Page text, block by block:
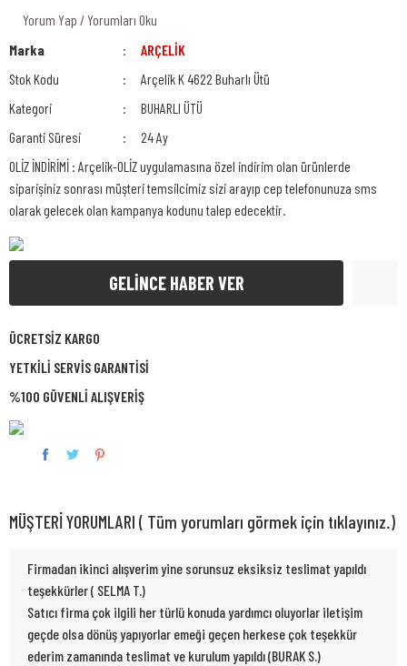
Yorum Yap / Yorumları Oku
Marka
ARÇELİK
Stok Kodu
Arçelik K 4622 Buharlı Ütü
Kategori
BUHARLI ÜTÜ
Garanti Süresi
24 Ay
OLİZ İNDİRİMİ : Arçelik-OLİZ uygulamasına özel indirim olan ürünlerde
siparişiniz sonrası müşteri temsilcimiz sizi arayıp cep telefonunuza sms
olarak gelecek olan kampanya kodunu talep edecektir.
GELİNCE HABER VER
ÜCRETSİZ KARGO
YETKİLİ SERVİS GARANTİSİ
%100 GÜVENLİ ALIŞVERİŞ
MÜŞTERİ YORUMLARI ( Tüm yorumları görmek için tıklayınız.)
Firmadan ikinci alışverim yine sorunsuz eksiksiz teslimat yapıldı
teşekkürler ( SELMA T.)
Satıcı firma çok ilgili her türlü konuda yardımcı oluyorlar iletişim
geçde olsa dönüş yapıyorlar emeği geçen herkese çok teşekkür
ederim zamanında teslimat ve kurulum yapıldı (BURAK S.)